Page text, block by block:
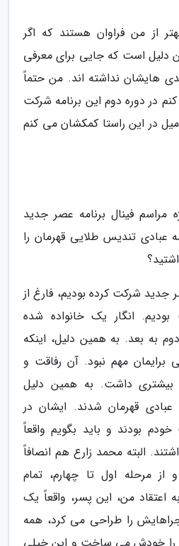
از من فراوان هستند که اگر
دلیل است که جایی برای معرفی
هایشان نداشته اند. من حتماً
در دوره دوم این برنامه شرکت
در این راستا کمکشان می کنم
مراسم فینال برنامه عصر جدید
عبادی تندیس طلایی قهرمان را
جدید شرکت کرده بودیم، فارغ از
انگار یک خانواده شده
به بعد. به همین دلیل، اینکه
مهم نبود. آن رفاقت و
بیشتری داشت. به همین دلیل
قهرمان شدند. ایشان در
بودند و باید بگویم واقعاً
البته محمد زارع هم انصافاً
مرحله اول تا چهارم، تمام
اعتقاد من، این پسر، واقعاً یک
را طراحی می کرد، همه